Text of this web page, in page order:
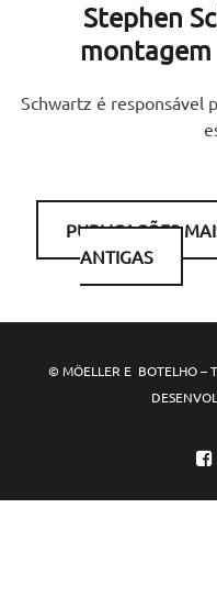
Stephen
montagem
Schwartz é responsável
Navegação
posts
PUBLICAÇÕES
ANTIGAS
© MÖELLER E BOTELHO –